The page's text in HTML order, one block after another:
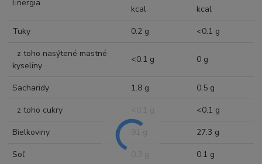
Energia
kcal
kcal
Tuky
0.2 g
<0.1 g
z toho nasýtené mastné
kyseliny
<0.1 g 0 g
Sacharidy 1.8 g
0.5 g
z toho cukry
<0.1 g
Bielkoviny
27.3 g
Soľ
0.1 g